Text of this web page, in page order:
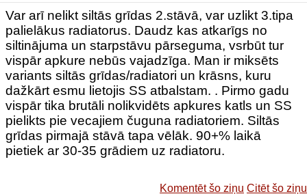
Var arī nelikt siltās grīdas 2.stāvā, var uzlikt 3.tipa
palielākus radiatorus. Daudz kas atkarīgs no
siltinājuma un starpstāvu pārseguma, vsrbūt tur
vispār apkure nebūs vajadzīga. Man ir miksēts
variants siltās grīdas/radiatori un krāsns, kuru
dažkārt esmu lietojis SS atbalstam. . Pirmo gadu
vispār tika brutāli nolikvidēts apkures katls un SS
pielikts pie vecajiem čuguna radiatoriem. Siltās
grīdas pirmajā stāvā tapa vēlāk. 90+% laikā
pietiek ar 30-35 grādiem uz radiatoru.
Komentēt šo ziņu Citēt šo ziņu